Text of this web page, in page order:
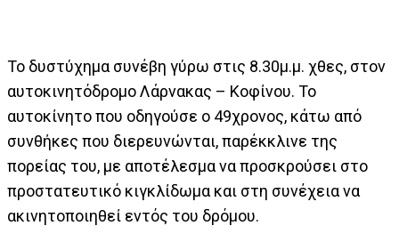
Το δυστύχημα συνέβη γύρω στις 8.30μ.μ. χθες, στον
αυτοκινητόδρομο Λάρνακας – Κοφίνου. Το
αυτοκίνητο που οδηγούσε ο 49χρονος, κάτω από
συνθήκες που διερευνώνται, παρέκκλινε της
πορείας του, με αποτέλεσμα να προσκρούσει στο
προστατευτικό κιγκλίδωμα και στη συνέχεια να
ακινητοποιηθεί εντός του δρόμου.